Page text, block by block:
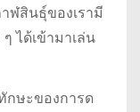
ฬสินธุ์ของเรามี
ได้เข้ามาเล่น
กษะของการด